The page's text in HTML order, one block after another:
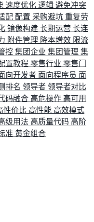
速度优化 逻辑 避免冲突
配 配置 采购避坑 重复劳
镜像构建 长期运营 长连
附件管理 降本增效 限流
控 集团企业 集团管理 集
置教程 零售行业 零售门
向开发者 面向程序员 面
排名 领导者 领导者对比
码融合 高危操作 高可用
性价比 高性能 高效模式
级用法 高质量代码 高阶
准 黄金组合